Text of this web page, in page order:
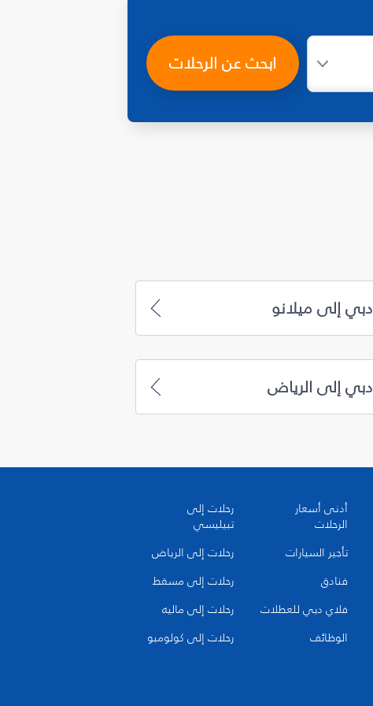
ابحث عن الرحلات
دبي إلى ميلانو
دبي إلى الرياض
أدنى أسعار
الرحلات
تأجير السيارات
فنادق
فلاي دبي للعطلات
الوظائف
رحلات إلى
تبيليسي
رحلات إلى الرياض
رحلات إلى مسقط
رحلات إلى ماليه
رحلات إلى كولومبو